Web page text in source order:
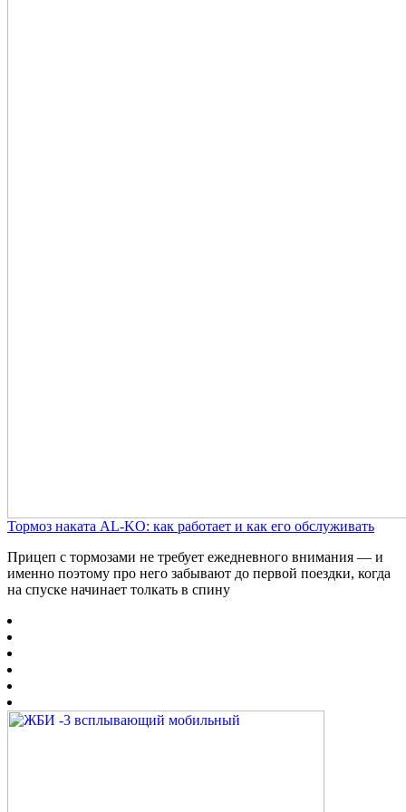
Тормоз наката AL-KO: как работает и как его обслуживать
Прицеп с тормозами не требует ежедневного внимания — и
именно поэтому про него забывают до первой поездки, когда
на спуске начинает толкать в спину